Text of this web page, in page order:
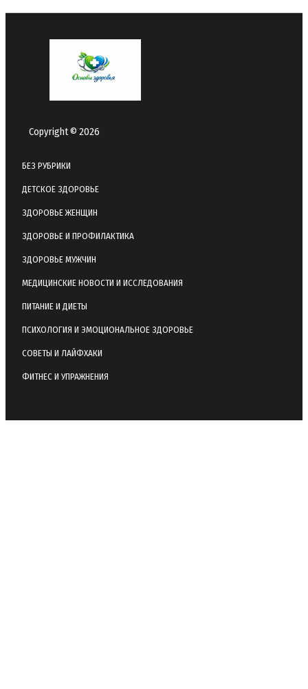
Copyright © 2026
БЕЗ РУБРИКИ
ДЕТСКОЕ ЗДОРОВЬЕ
ЗДОРОВЬЕ ЖЕНЩИН
ЗДОРОВЬЕ И ПРОФИЛАКТИКА
ЗДОРОВЬЕ МУЖЧИН
МЕДИЦИНСКИЕ НОВОСТИ И ИССЛЕДОВАНИЯ
ПИТАНИЕ И ДИЕТЫ
ПСИХОЛОГИЯ И ЭМОЦИОНАЛЬНОЕ ЗДОРОВЬЕ
СОВЕТЫ И ЛАЙФХАКИ
ФИТНЕС И УПРАЖНЕНИЯ